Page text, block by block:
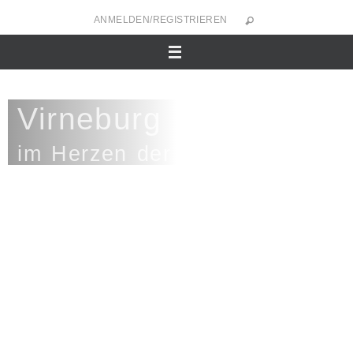
ANMELDEN/REGISTRIEREN
Virneburg
im Herzen der Eifel